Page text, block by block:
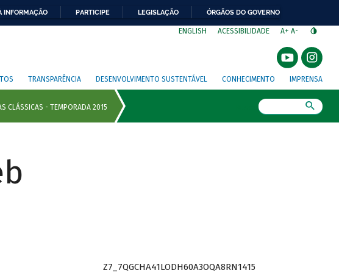
INFORMAÇÃO PARTICIPE LEGISLAÇÃO ÓRGÃOS DO GOVERNO
ENGLISH ACESSIBILIDADE A+ A-
TRANSPARÊNCIA DESENVOLVIMENTO SUSTENTÁVEL CONHECIMENTO IMPRENSA
Z7_7QGCHA41LODH60A3OQA8RN1415